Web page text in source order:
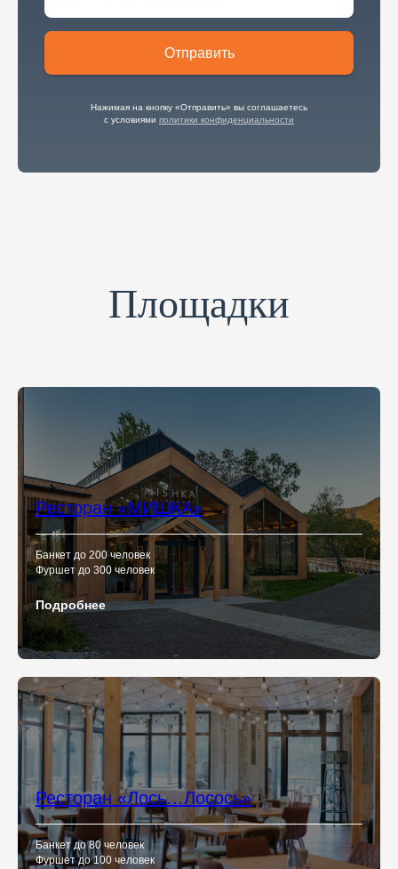
Отправить
Нажимая на кнопку «Отправить» вы соглашаетесь
с условиями политики конфиденциальности
Площадки
Ресторан «МИШКА»
Банкет до 200 человек
Фуршет до 300 человек
Подробнее
Ресторан «Лось…Лосось»
Банкет до 80 человек
Фуршет до 100 человек